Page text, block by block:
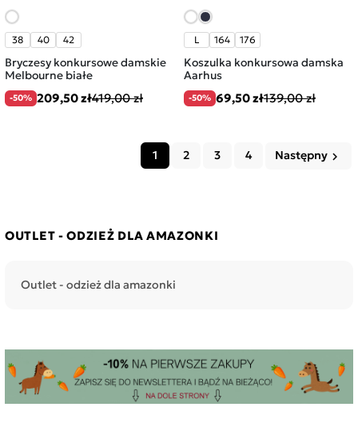
38 40 42
Bryczesy konkursowe damskie
Melbourne białe
-50% 209,50 zł419,00 zł
L 164 176
Koszulka konkursowa damska
Aarhus
-50% 69,50 zł139,00 zł
1 2 3 4 Następny keyboard_arrow_right
OUTLET - ODZIEŻ DLA AMAZONKI
Outlet - odzież dla amazonki